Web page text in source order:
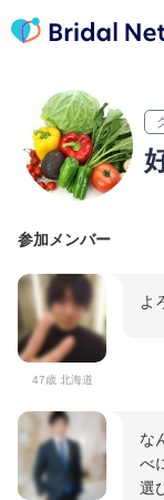
参加メンバー
47歳 北海道
よ
な
べ
選